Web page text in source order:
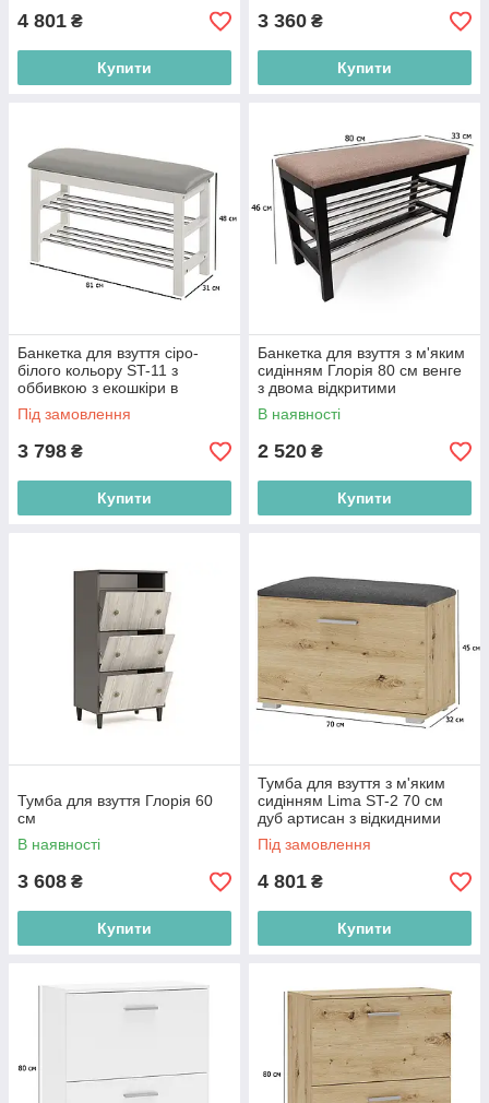
4 801 ₴
Купити
3 360 ₴
Купити
Банкетка для взуття сіро-
білого кольору ST-11 з
оббивкою з екошкіри в
передпокій
Під замовлення
3 798 ₴
Купити
Банкетка для взуття з м'яким
сидінням Глорія 80 см венге
з двома відкритими
полицями
В наявності
2 520 ₴
Купити
Тумба для взуття Глорія 60
см
В наявності
3 608 ₴
Купити
Тумба для взуття з м'яким
сидінням Lima ST-2 70 см
дуб артисан з відкидними
дверцятами в коридор
Під замовлення
4 801 ₴
Купити